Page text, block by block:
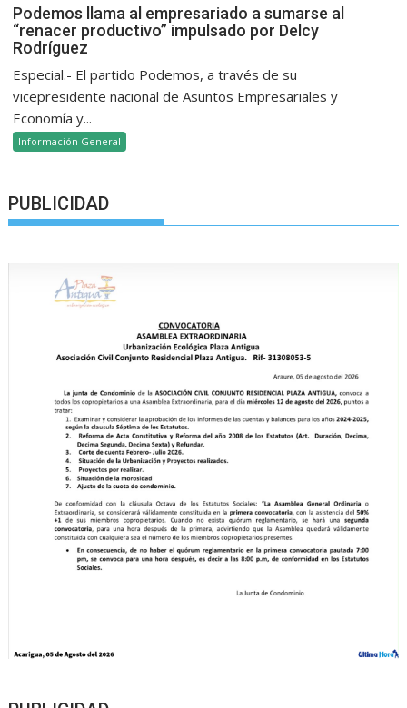
Podemos llama al empresariado a sumarse al
“renacer productivo” impulsado por Delcy
Rodríguez
Especial.- El partido Podemos, a través de su
vicepresidente nacional de Asuntos Empresariales y
Economía y...
Información General
PUBLICIDAD